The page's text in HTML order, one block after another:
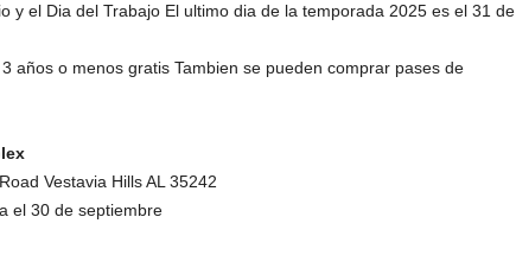
y el Dia del Trabajo El ultimo dia de la temporada 2025 es el 31 de
años o menos gratis Tambien se pueden comprar pases de
Vestavia Hills AL 35242
el 30 de septiembre